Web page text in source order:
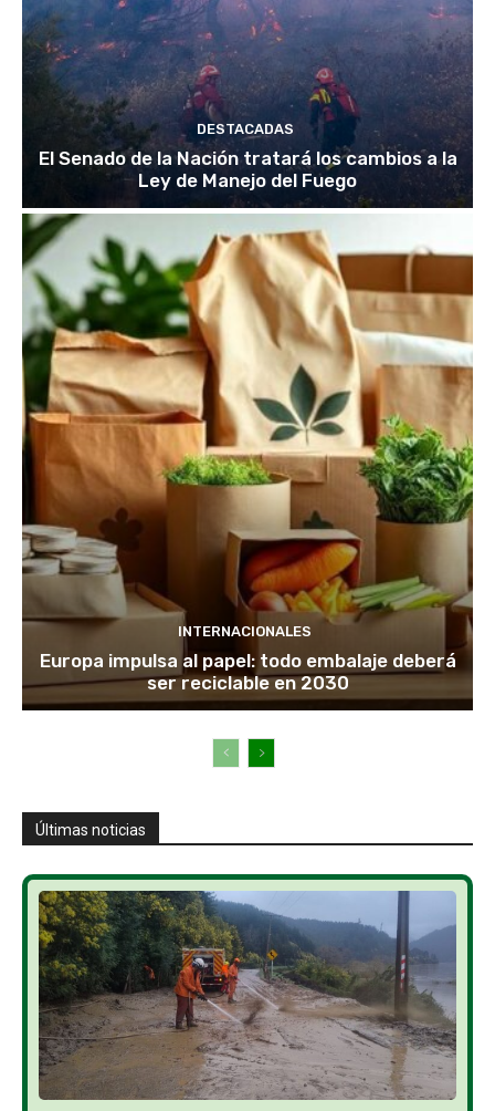
DESTACADAS
El Senado de la Nación tratará los cambios a la
Ley de Manejo del Fuego
INTERNACIONALES
Europa impulsa al papel: todo embalaje deberá
ser reciclable en 2030
Últimas noticias